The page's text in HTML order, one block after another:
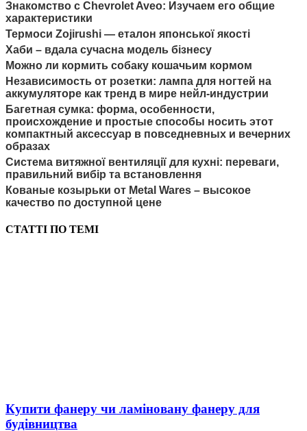
Знакомство с Chevrolet Aveo: Изучаем его общие
характеристики
Термоси Zojirushi — еталон японської якості
Хаби – вдала сучасна модель бізнесу
Можно ли кормить собаку кошачьим кормом
Независимость от розетки: лампа для ногтей на
аккумуляторе как тренд в мире нейл-индустрии
Багетная сумка: форма, особенности,
происхождение и простые способы носить этот
компактный аксессуар в повседневных и вечерних
образах
Система витяжної вентиляції для кухні: переваги,
правильний вибір та встановлення
Кованые козырьки от Metal Wares – высокое
качество по доступной цене
СТАТТІ ПО ТЕМІ
Купити фанеру чи ламіновану фанеру для
будівництва